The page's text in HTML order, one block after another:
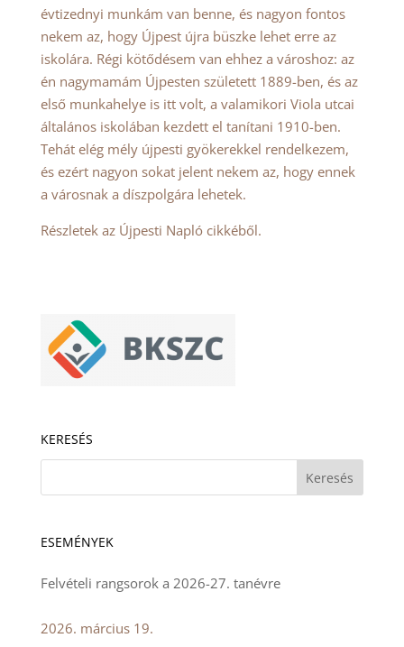
évtizednyi munkám van benne, és nagyon fontos
nekem az, hogy Újpest újra büszke lehet erre az
iskolára. Régi kötődésem van ehhez a városhoz: az
én nagymamám Újpesten született 1889-ben, és az
első munkahelye is itt volt, a valamikori Viola utcai
általános iskolában kezdett el tanítani 1910-ben.
Tehát elég mély újpesti gyökerekkel rendelkezem,
és ezért nagyon sokat jelent nekem az, hogy ennek
a városnak a díszpolgára lehetek.
Részletek az Újpesti Napló cikkéből.
KERESÉS
ESEMÉNYEK
Felvételi rangsorok a 2026-27. tanévre
2026. március 19.